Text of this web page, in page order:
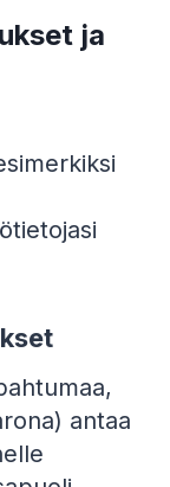
ja
antaa